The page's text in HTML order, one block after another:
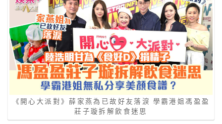
《開心大派對》薛家燕為已故好友落淚 學霸港姐馮盈盈
莊子璇拆解飲食迷思